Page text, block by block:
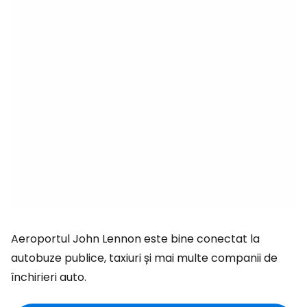
Aeroportul John Lennon este bine conectat la
autobuze publice, taxiuri și mai multe companii de
închirieri auto.